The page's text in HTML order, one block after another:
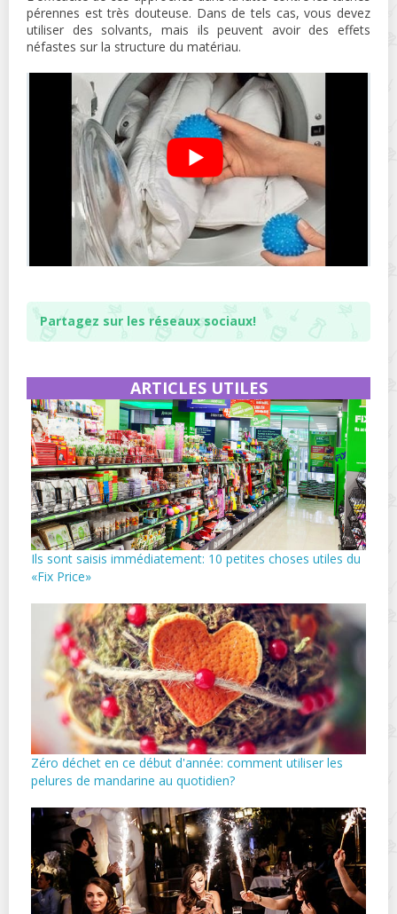
pérennes est très douteuse. Dans de tels cas, vous devez
utiliser des solvants, mais ils peuvent avoir des effets
néfastes sur la structure du matériau.
Partagez sur les réseaux sociaux!
ARTICLES UTILES
Ils sont saisis immédiatement: 10 petites choses utiles du
«Fix Price»
Zéro déchet en ce début d'année: comment utiliser les
pelures de mandarine au quotidien?